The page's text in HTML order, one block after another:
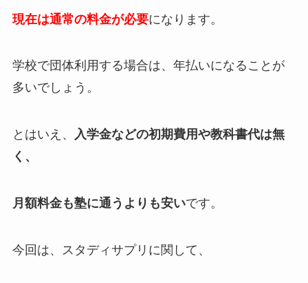
現在は通常の料金が必要になります。
学校で団体利用する場合は、年払いになることが
多いでしょう。
とはいえ、
入学金などの初期費用や教科書代は無
く、
月額料金も塾に通うよりも安いです。
今回は、スタディサプリに関して、